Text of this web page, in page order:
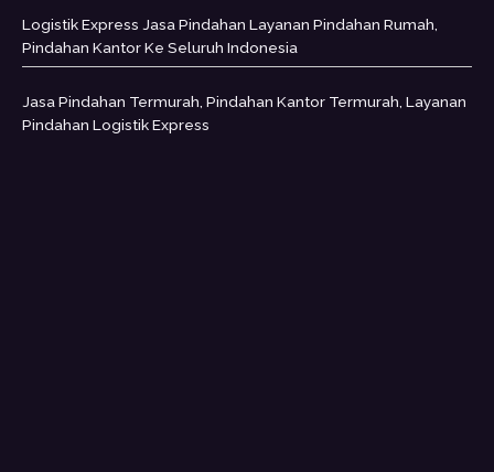
Logistik Express Jasa Pindahan Layanan Pindahan Rumah,
Pindahan Kantor Ke Seluruh Indonesia
Jasa Pindahan Termurah, Pindahan Kantor Termurah, Layanan
Pindahan Logistik Express